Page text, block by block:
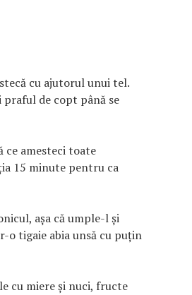
cu ajutorul unui tel.
de copt până se
ce amesteci toate
15 minute pentru ca
aşa că umple-l şi
tigaie abia unsă cu puţin
cu miere şi nuci, fructe